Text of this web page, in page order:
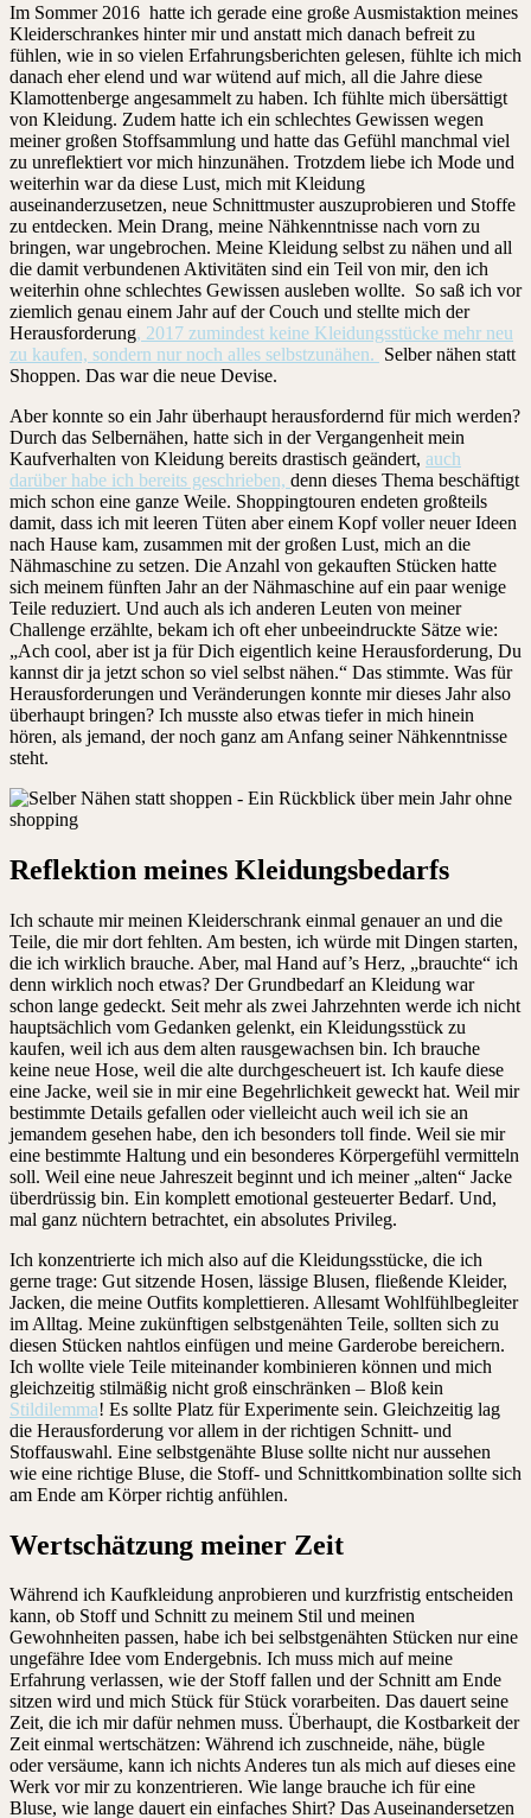
Im Sommer 2016 hatte ich gerade eine große Ausmistaktion meines
Kleiderschrankes hinter mir und anstatt mich danach befreit zu
fühlen, wie in so vielen Erfahrungsberichten gelesen, fühlte ich mich
danach eher elend und war wütend auf mich, all die Jahre diese
Klamottenberge angesammelt zu haben. Ich fühlte mich übersättigt
von Kleidung. Zudem hatte ich ein schlechtes Gewissen wegen
meiner großen Stoffsammlung und hatte das Gefühl manchmal viel
zu unreflektiert vor mich hinzunähen. Trotzdem liebe ich Mode und
weiterhin war da diese Lust, mich mit Kleidung
auseinanderzusetzen, neue Schnittmuster auszuprobieren und Stoffe
zu entdecken. Mein Drang, meine Nähkenntnisse nach vorn zu
bringen, war ungebrochen. Meine Kleidung selbst zu nähen und all
die damit verbundenen Aktivitäten sind ein Teil von mir, den ich
weiterhin ohne schlechtes Gewissen ausleben wollte. So saß ich vor
ziemlich genau einem Jahr auf der Couch und stellte mich der
Herausforderung, 2017 zumindest keine Kleidungsstücke mehr neu
zu kaufen, sondern nur noch alles selbstzunähen. Selber nähen statt
Shoppen. Das war die neue Devise.
Aber konnte so ein Jahr überhaupt herausfordernd für mich werden?
Durch das Selbernähen, hatte sich in der Vergangenheit mein
Kaufverhalten von Kleidung bereits drastisch geändert, auch
darüber habe ich bereits geschrieben, denn dieses Thema beschäftigt
mich schon eine ganze Weile. Shoppingtouren endeten großteils
damit, dass ich mit leeren Tüten aber einem Kopf voller neuer Ideen
nach Hause kam, zusammen mit der großen Lust, mich an die
Nähmaschine zu setzen. Die Anzahl von gekauften Stücken hatte
sich meinem fünften Jahr an der Nähmaschine auf ein paar wenige
Teile reduziert. Und auch als ich anderen Leuten von meiner
Challenge erzählte, bekam ich oft eher unbeeindruckte Sätze wie:
„Ach cool, aber ist ja für Dich eigentlich keine Herausforderung, Du
kannst dir ja jetzt schon so viel selbst nähen.“ Das stimmte. Was für
Herausforderungen und Veränderungen konnte mir dieses Jahr also
überhaupt bringen? Ich musste also etwas tiefer in mich hinein
hören, als jemand, der noch ganz am Anfang seiner Nähkenntnisse
steht.
Reflektion meines Kleidungsbedarfs
Ich schaute mir meinen Kleiderschrank einmal genauer an und die
Teile, die mir dort fehlten. Am besten, ich würde mit Dingen starten,
die ich wirklich brauche. Aber, mal Hand auf’s Herz, „brauchte“ ich
denn wirklich noch etwas? Der Grundbedarf an Kleidung war
schon lange gedeckt. Seit mehr als zwei Jahrzehnten werde ich nicht
hauptsächlich vom Gedanken gelenkt, ein Kleidungsstück zu
kaufen, weil ich aus dem alten rausgewachsen bin. Ich brauche
keine neue Hose, weil die alte durchgescheuert ist. Ich kaufe diese
eine Jacke, weil sie in mir eine Begehrlichkeit geweckt hat. Weil mir
bestimmte Details gefallen oder vielleicht auch weil ich sie an
jemandem gesehen habe, den ich besonders toll finde. Weil sie mir
eine bestimmte Haltung und ein besonderes Körpergefühl vermitteln
soll. Weil eine neue Jahreszeit beginnt und ich meiner „alten“ Jacke
überdrüssig bin. Ein komplett emotional gesteuerter Bedarf. Und,
mal ganz nüchtern betrachtet, ein absolutes Privileg.
Ich konzentrierte ich mich also auf die Kleidungsstücke, die ich
gerne trage: Gut sitzende Hosen, lässige Blusen, fließende Kleider,
Jacken, die meine Outfits komplettieren. Allesamt Wohlfühlbegleiter
im Alltag. Meine zukünftigen selbstgenähten Teile, sollten sich zu
diesen Stücken nahtlos einfügen und meine Garderobe bereichern.
Ich wollte viele Teile miteinander kombinieren können und mich
gleichzeitig stilmäßig nicht groß einschränken – Bloß kein
Stildilemma! Es sollte Platz für Experimente sein. Gleichzeitig lag
die Herausforderung vor allem in der richtigen Schnitt- und
Stoffauswahl. Eine selbstgenähte Bluse sollte nicht nur aussehen
wie eine richtige Bluse, die Stoff- und Schnittkombination sollte sich
am Ende am Körper richtig anfühlen.
Wertschätzung meiner Zeit
Während ich Kaufkleidung anprobieren und kurzfristig entscheiden
kann, ob Stoff und Schnitt zu meinem Stil und meinen
Gewohnheiten passen, habe ich bei selbstgenähten Stücken nur eine
ungefähre Idee vom Endergebnis. Ich muss mich auf meine
Erfahrung verlassen, wie der Stoff fallen und der Schnitt am Ende
sitzen wird und mich Stück für Stück vorarbeiten. Das dauert seine
Zeit, die ich mir dafür nehmen muss. Überhaupt, die Kostbarkeit der
Zeit einmal wertschätzen: Während ich zuschneide, nähe, bügle
oder versäume, kann ich nichts Anderes tun als mich auf dieses eine
Werk vor mir zu konzentrieren. Wie lange brauche ich für eine
Bluse, wie lange dauert ein einfaches Shirt? Das Auseinandersetzen